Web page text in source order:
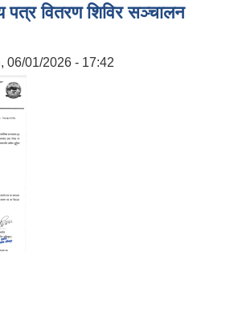
पत्र वितरण शिविर सञ्‍चालन
06/01/2026 - 17:42